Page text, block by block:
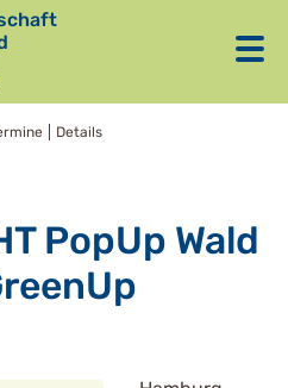
Details
PopUp Wald